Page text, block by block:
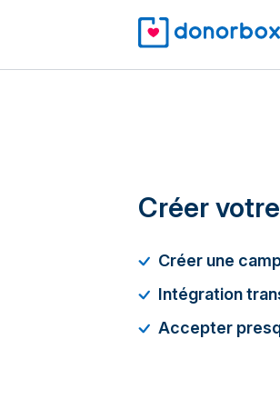
Créer
Créer une
Intégration
Accepter